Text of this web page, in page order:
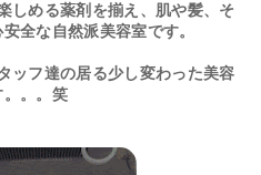
しめる薬剤を揃え、肌や髪、そ
全な自然派美容室です。
ッフ達の居る少し変わった美容
。。。笑